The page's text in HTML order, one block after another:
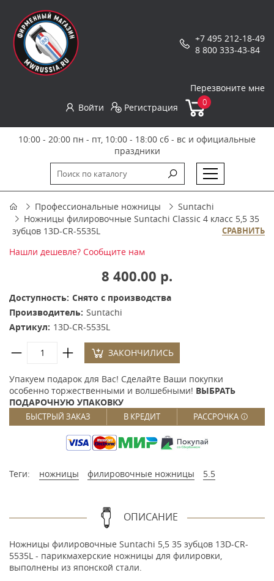
+7 495 212-18-49
8 800 333-43-84
Перезвоните мне
Войти
Регистрация 0
10:00 - 20:00 пн - пт, 10:00 - 18:00 сб - вс и официальные
праздники
Профессиональные ножницы
Suntachi
Ножницы филировочные Suntachi Classic 4 класс 5,5 35
зубцов 13D-CR-5535L
СРАВНИТЬ
Нашли дешевле? Сообщите нам
8 400.00 р.
Доступность: Снято с производства
Производитель: Suntachi
Артикул: 13D-CR-5535L
ЗАКОНЧИЛИСЬ
Упакуем подарок для Вас! Сделайте Ваши покупки
особенно торжественными и волшебными! ВЫБРАТЬ
ПОДАРОЧНУЮ УПАКОВКУ
БЫСТРЫЙ ЗАКАЗ В КРЕДИТ РАССРОЧКА
Теги: ножницы филировочные ножницы 5.5
ОПИСАНИЕ
Ножницы филировочные Suntachi 5,5 35 зубцов 13D-CR-
5535L - парикмахерские ножницы для филировки,
выполнены из японской стали.